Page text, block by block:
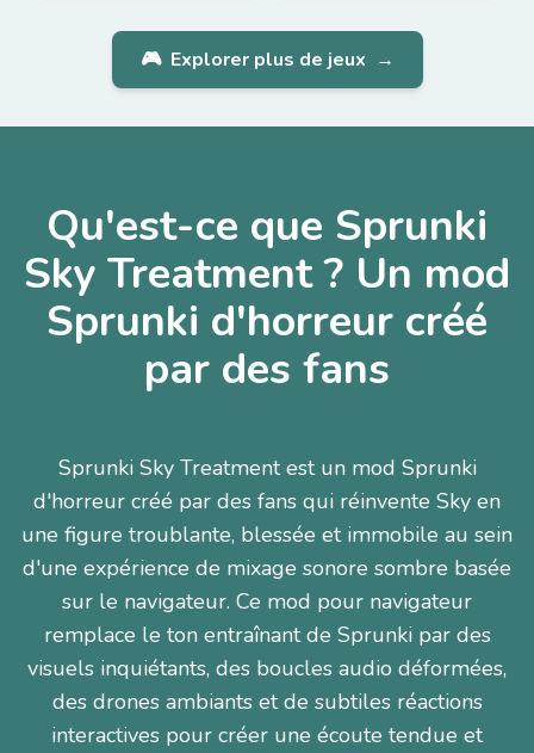
🎮 Explorer plus de jeux →
Qu'est-ce que Sprunki
Sky Treatment ? Un mod
Sprunki d'horreur créé
par des fans
Sprunki Sky Treatment est un mod Sprunki
d'horreur créé par des fans qui réinvente Sky en
une figure troublante, blessée et immobile au sein
d'une expérience de mixage sonore sombre basée
sur le navigateur. Ce mod pour navigateur
remplace le ton entraînant de Sprunki par des
visuels inquiétants, des boucles audio déformées,
des drones ambiants et de subtiles réactions
interactives pour créer une écoute tendue et